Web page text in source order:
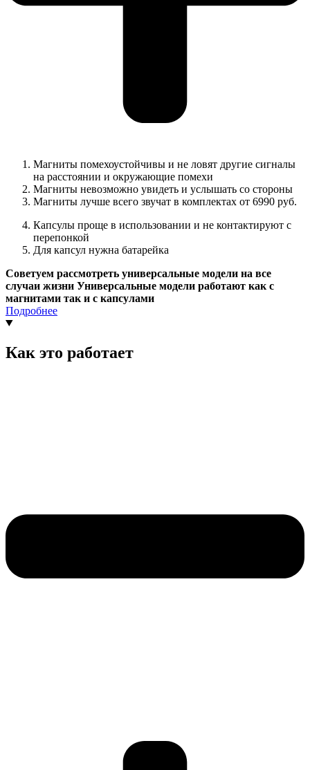
Магниты помехоустойчивы и не ловят другие сигналы
на расстоянии и окружающие помехи
Магниты невозможно увидеть и услышать со стороны
Магниты лучше всего звучат в комплектах от 6990 руб.
Капсулы проще в использовании и не контактируют с
перепонкой
Для капсул нужна батарейка
Советуем рассмотреть универсальные модели на все
случаи жизни Универсальные модели работают как с
магнитами так и с капсулами
Подробнее
Как это работает